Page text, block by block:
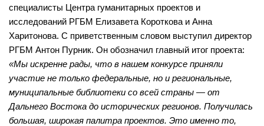
специалисты Центра гуманитарных проектов и
исследований РГБМ Елизавета Короткова и Анна
Харитонова. С приветственным словом выступил директор
РГБМ Антон Пурник. Он обозначил главный итог проекта:
«Мы искренне рады, что в нашем конкурсе приняли
участие не только федеральные, но и региональные,
муниципальные библиотеки со всей страны — от
Дальнего Востока до исторических регионов. Получилась
большая, широкая палитра проектов. Это именно то,